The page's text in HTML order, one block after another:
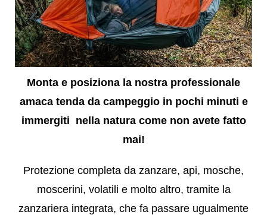
Monta e posiziona la nostra professionale
amaca tenda da campeggio in pochi minuti e
immergiti nella natura come non avete fatto
mai!
Protezione completa da zanzare, api, mosche,
moscerini, volatili e molto altro, tramite la
zanzariera integrata, che fa passare ugualmente